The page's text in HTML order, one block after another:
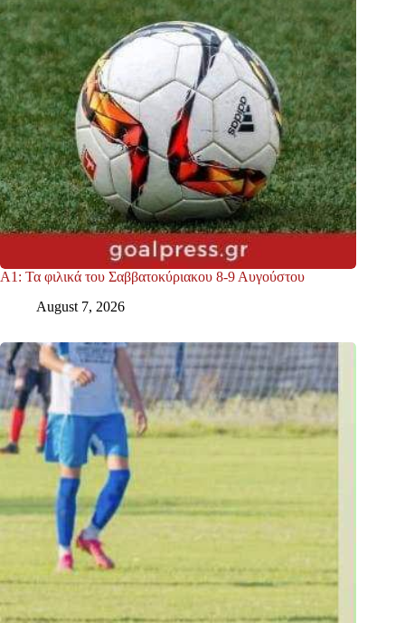
Α1: Τα φιλικά του Σαββατοκύριακου 8-9 Αυγούστου
August 7, 2026